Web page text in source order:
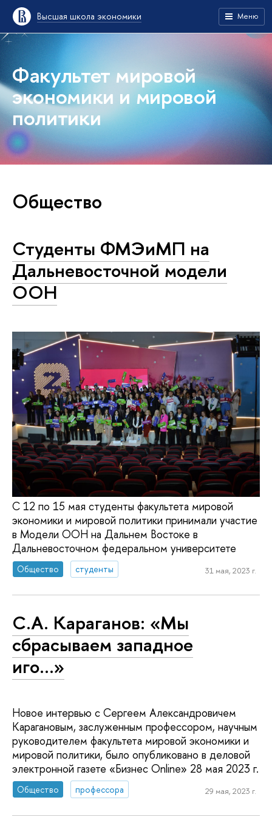
Высшая школа экономики Меню
Факультет мировой
экономики и мировой
политики
Общество
Студенты ФМЭиМП на
Дальневосточной модели
ООН
С 12 по 15 мая студенты факультета мировой
экономики и мировой политики принимали участие
в Модели ООН на Дальнем Востоке в
Дальневосточном федеральном университете
Общество студенты 31 мая, 2023 г.
С.А. Караганов: «Мы
сбрасываем западное
иго…»
Новое интервью с Сергеем Александровичем
Карагановым, заслуженным профессором, научным
руководителем факультета мировой экономики и
мировой политики, было опубликовано в деловой
электронной газете «Бизнес Online» 28 мая 2023 г.
Общество профессора 29 мая, 2023 г.